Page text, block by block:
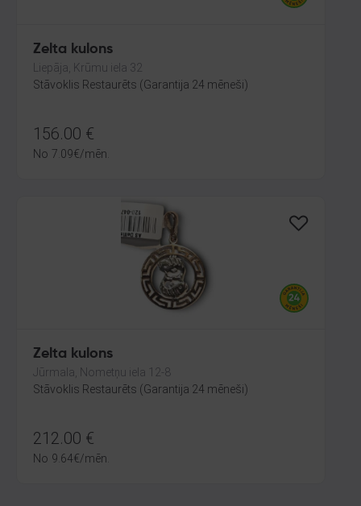
Zelta kulons
Liepāja, Krūmu iela 32
Stāvoklis Restaurēts (Garantija 24 mēneši)
156.00 €
No 7.09€/mēn.
Zelta kulons
Jūrmala, Nometņu iela 12-8
Stāvoklis Restaurēts (Garantija 24 mēneši)
212.00 €
No 9.64€/mēn.